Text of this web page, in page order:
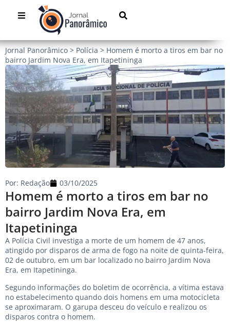
Jornal Panorâmico > Polícia > Homem é morto a tiros em bar no
bairro Jardim Nova Era, em Itapetininga
Homem é morto a tiros em bar no
bairro Jardim Nova Era, em
Itapetininga
Por: Redação 03/10/2025
A Polícia Civil investiga a morte de um homem de 47 anos,
atingido por disparos de arma de fogo na noite de quinta-feira,
02 de outubro, em um bar localizado no bairro Jardim Nova
Era, em Itapetininga.
Segundo informações do boletim de ocorrência, a vítima estava
no estabelecimento quando dois homens em uma motocicleta
se aproximaram. O garupa desceu do veículo e realizou os
disparos contra o homem.